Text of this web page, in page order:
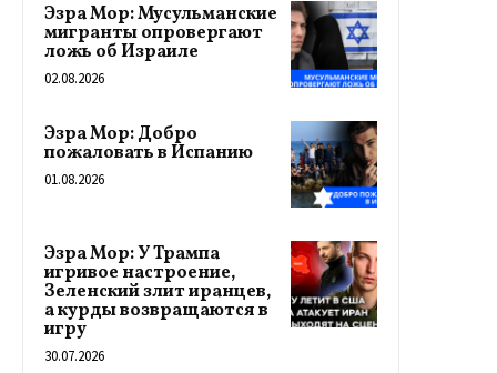
Эзра Мор: Мусульманские
мигранты опровергают
ложь об Израиле
02.08.2026
Эзра Мор: Добро
пожаловать в Испанию
01.08.2026
Эзра Мор: У Трампа
игривое настроение,
Зеленский злит иранцев,
а курды возвращаются в
игру
30.07.2026